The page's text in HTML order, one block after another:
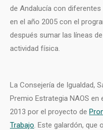
de Andalucía con
en el año 2005 con el
después sumar las líneas
actividad física.
La Consejería de Igualdad,
Premio Estrategia NAOS
2013 por el proyecto de
Trabajo. Este galardón, que